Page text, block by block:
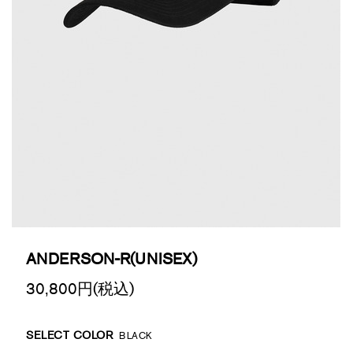
ANDERSON-R(UNISEX)
30,800円(税込)
Variations
SELECT COLOR BLACK